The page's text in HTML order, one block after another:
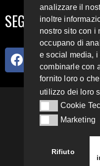
SEGUICI SUI
93.4
Privacy
analizzare il
inoltre
nostro sito con i
occupano di
e social media,
combinarle con
fornito loro o
utilizzo dei loro
Cookie Tecnici
Cookie
MarketingMarketing
Rifiuto